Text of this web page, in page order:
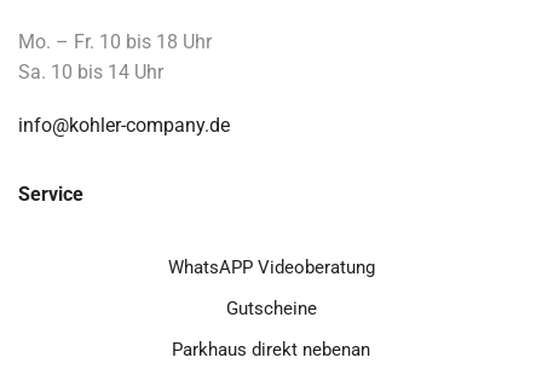
Mo. – Fr. 10 bis 18 Uhr
Sa. 10 bis 14 Uhr
info@kohler-company.de
Service
WhatsAPP Videoberatung
Gutscheine
Parkhaus direkt nebenan